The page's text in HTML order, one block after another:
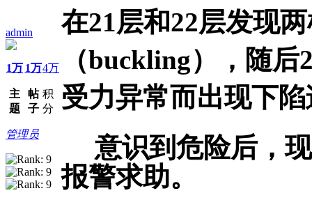
admin
1万
主
题
1万
帖
子
4万
积
分
管理员
在21层和22层发现
（buckling），随
受力异常而出现下
意识到危险后，
报警求助。